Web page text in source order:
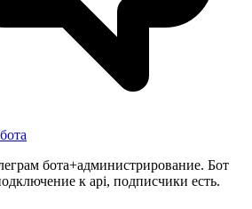
бота+администрирование. Бот
к api, подписчики есть.